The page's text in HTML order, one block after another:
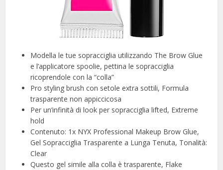
Modella le tue sopracciglia utilizzando The Brow Glue
e l’applicatore spoolie, pettina le sopracciglia
ricoprendole con la “colla”
Pro styling brush con setole extra sottili, Formula
trasparente non appiccicosa
Per un’infinità di look per sopracciglia lifted, Extreme
hold
Contenuto: 1x NYX Professional Makeup Brow Glue,
Gel Sopracciglia Trasparente a Lunga Tenuta, Tonalità:
Clear
Questo gel simile alla colla è trasparente, Flake